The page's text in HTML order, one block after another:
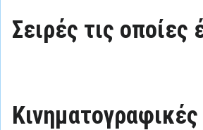
Σειρές τις οποίες
Κινηματογραφικές